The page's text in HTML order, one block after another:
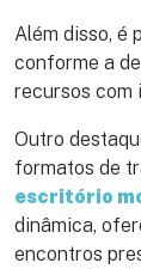
Além disso, é
conforme a
recursos com
Outro
formatos de
escritório
dinâmica,
encontros